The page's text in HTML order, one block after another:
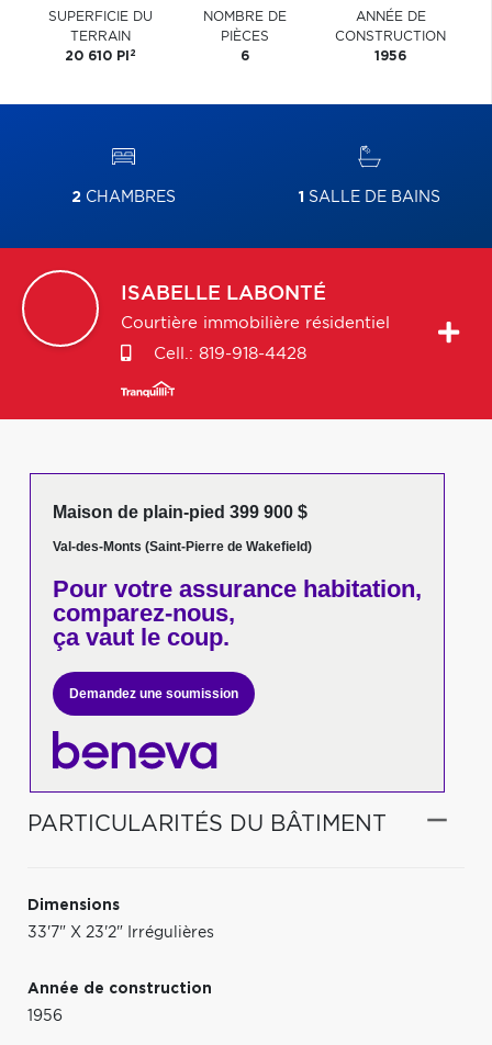
SUPERFICIE DU
TERRAIN
20 610 PI 2
NOMBRE DE
PIÈCES
6
ANNÉE DE
CONSTRUCTION
1956
2CHAMBRES 1 SALLE DE BAINS
ISABELLE LABONTÉ
Courtière immobilière résidentiel
Cell.: 819-918-4428
Maison de plain-pied 399 900 $
Val-des-Monts (Saint-Pierre de Wakefield)
Pour votreassurance habitation,
comparez-nous,
ça vaut le coup.
Demandez une soumission
PARTICULARITÉS DU BÂTIMENT
Dimensions
33'7" X 23'2" Irrégulières
Année de construction
1956